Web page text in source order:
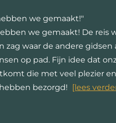
we gemaakt!"
we gemaakt! De reis
zag waar de andere gidsen
op pad. Fijn idee dat
die met veel plezier
bezorgd! [lees